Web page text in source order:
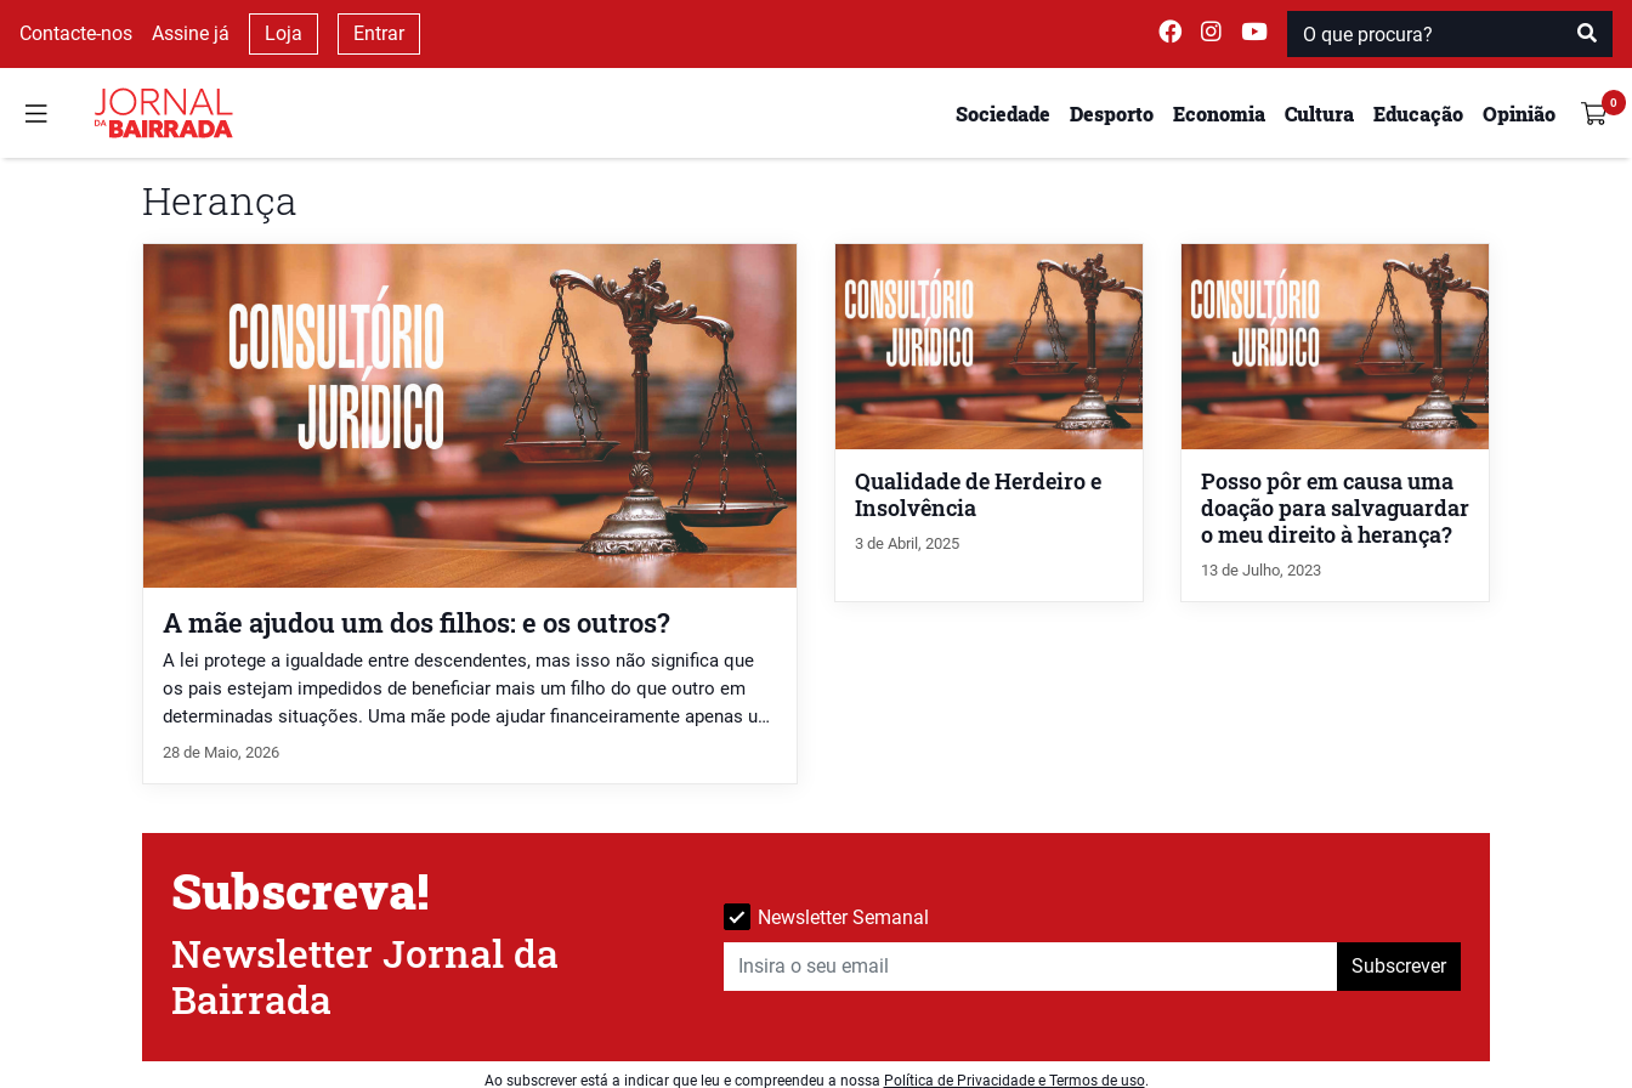
Contacte-nos Assine já Loja Entrar
Sociedade Desporto Economia Cultura Educação Opinião
Herança
A mãe ajudou um dos filhos: e os outros?
A lei protege a igualdade entre descendentes, mas isso não significa que
os pais estejam impedidos de beneficiar mais um filho do que outro em
determinadas situações. Uma mãe pode ajudar financeiramente apenas um
dos filhos?Sim. Uma mãe pode ajudar um filho com dinheiro, pagar-lhe
28 de Maio, 2026
Qualidade de Herdeiro e
Insolvência
3 de Abril, 2025
Posso pôr em causa uma
doação para salvaguardar
o meu direito à herança?
13 de Julho, 2023
Subscreva!
Newsletter Jornal da
Bairrada
Newsletter Semanal
Subscrever
Ao subscrever está a indicar que leu e compreendeu a nossa Política de Privacidade e Termos de uso.